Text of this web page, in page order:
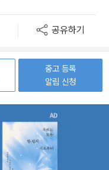
공유하기
중고 등록
알림 신청